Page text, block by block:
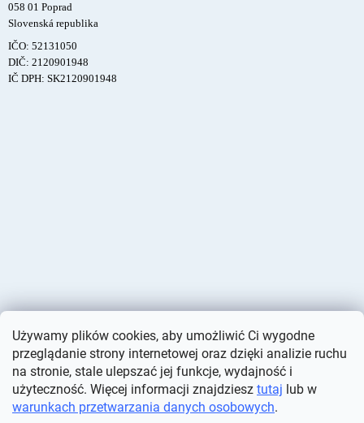
Używamy plików cookies, aby umożliwić Ci wygodne
przeglądanie strony internetowej oraz dzięki analizie ruchu
na stronie, stale ulepszać jej funkcje, wydajność i
użyteczność. Więcej informacji znajdziesz tutaj lub w
warunkach przetwarzania danych osobowych.
058 01 Poprad
Slovenská republika
IČO: 52131050
DIČ: 2120901948
IČ DPH: SK2120901948